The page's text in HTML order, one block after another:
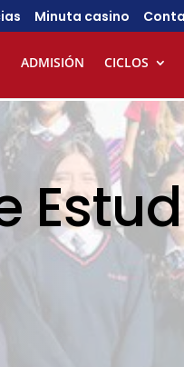
Minuta casino
ADMISIÓN CICLOS